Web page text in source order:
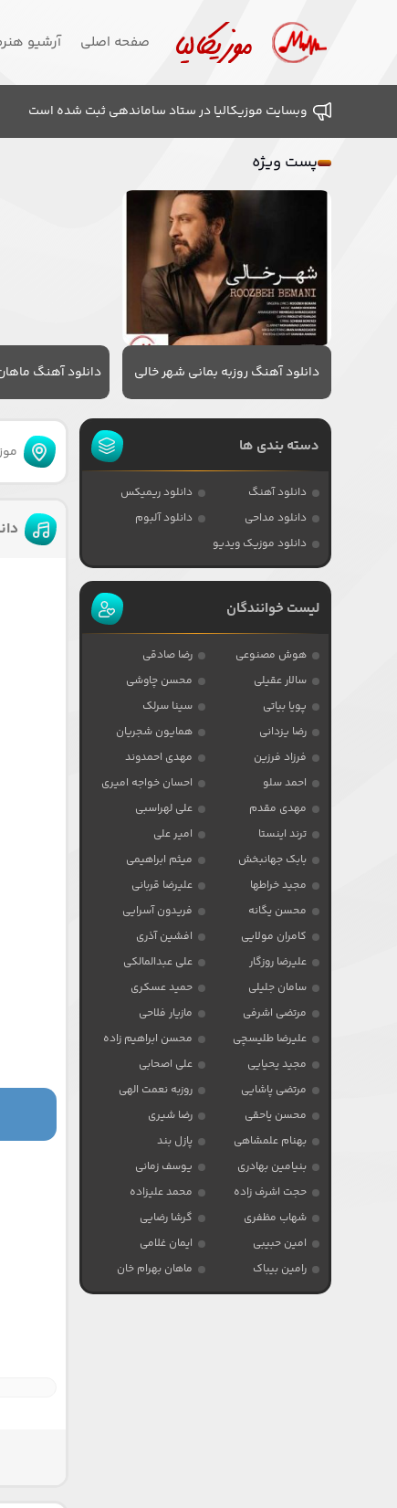
صفحه اصلی آرشیو
وبسایت موزیکالیا در ستاد ساماندهی ثبت شده است
پست ویژه
دانلود آهنگ روزبه بمانی شهر خالی دانلود آهنگ
دسته بندی ها
دانلود آهنگ
دانلود ریمیکس
دانلود مداحی
دانلود آلبوم
دانلود موزیک ویدیو
لیست خوانندگان
هوش مصنوعی
رضا صادقی
سالار عقیلی
محسن چاوشی
پویا بیاتی
سینا سرلک
رضا یزدانی
همایون شجریان
فرزاد فرزین
مهدی احمدوند
احمد سلو
احسان خواجه امیری
مهدی مقدم
علی لهراسبی
ترند اینستا
امیر علی
بابک جهانبخش
میثم ابراهیمی
مجید خراطها
علیرضا قربانی
محسن یگانه
فریدون آسرایی
کامران مولایی
افشین آذری
علیرضا روزگار
علی عبدالمالکی
سامان جلیلی
حمید عسکری
مرتضی اشرفی
مازیار فلاحی
علیرضا طلیسچی
محسن ابراهیم زاده
مجید یحیایی
علی اصحابی
مرتضی پاشایی
روزبه نعمت الهی
محسن یاحقی
رضا شیری
بهنام علمشاهی
پازل بند
بنیامین بهادری
یوسف زمانی
حجت اشرف زاده
محمد علیزاده
شهاب مظفری
گرشا رضایی
امین حبیبی
ایمان غلامی
رامین بیباک
ماهان بهرام خان